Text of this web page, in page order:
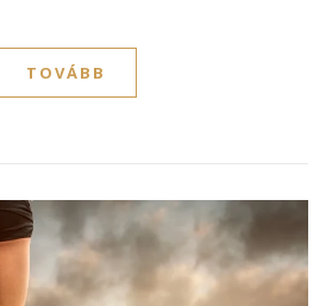
TOVÁBB